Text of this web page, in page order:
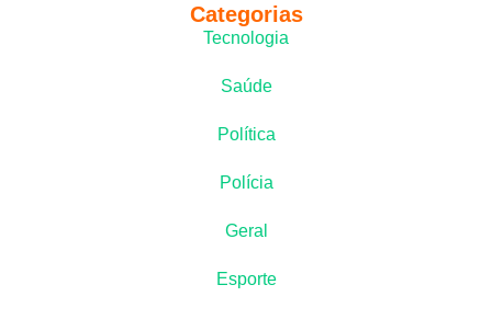
Categorias
Tecnologia
Saúde
Política
Polícia
Geral
Esporte